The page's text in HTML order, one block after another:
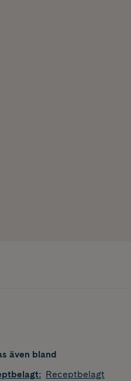
även bland
: Receptbelagt